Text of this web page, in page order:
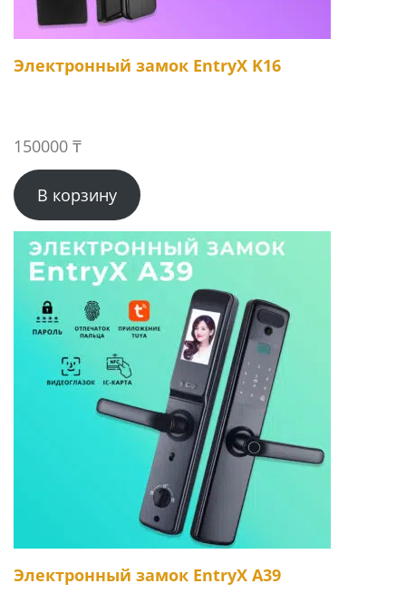
Электронный замок EntryX K16
150000 ₸
В корзину
Электронный замок EntryX A39